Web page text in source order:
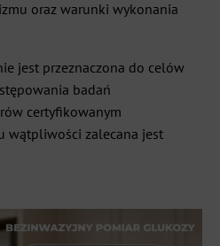
oraz warunki wykonania
jest przeznaczona do celów
badań
certyfikowanym
wątpliwości zalecana jest